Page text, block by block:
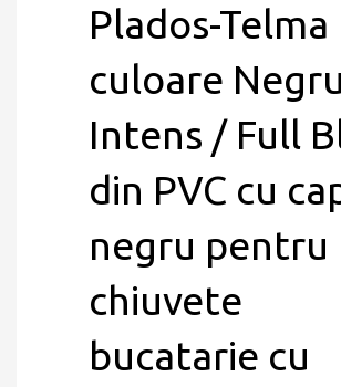
Plados-Telma
culoare Negru
Intens / Full
din PVC cu
negru pentru
chiuvete
bucatarie cu